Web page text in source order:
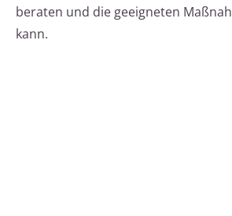
beraten und die geeigneten
kann.